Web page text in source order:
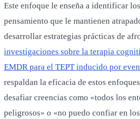
Este enfoque le enseña a identificar
pensamiento que le mantienen
desarrollar estrategias prácticas de
investigaciones sobre la terapia
EMDR para el TEPT inducido por
respaldan la eficacia de estos
desafiar creencias como «todos los
peligrosos» o «no puedo confiar en